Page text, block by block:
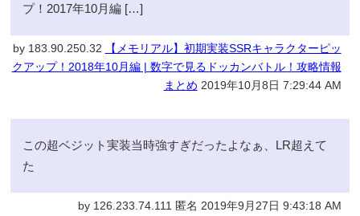
プ！2017年10月編 […]
by 183.90.250.32
【メモリアル】初期実装SSRキャラクターピッ
クアップ！2018年10月編 | 数字で見るドッカンバトル！攻略情報
まとめ 2019年10月8日 7:29:44 AM
この超ベジット実装当時強すぎだったよなぁ、LR超えて
た
by 126.233.74.111 匿名 2019年9月27日 9:43:18 AM